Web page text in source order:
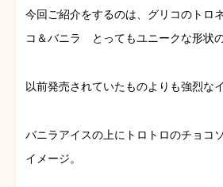
今回ご紹介をするのは、グリコのトロ
コ＆バニラ とってもユニークな形状の
以前発売されていたものよりも強烈な
バニラアイスの上にトロトロのチョコ
イメージ。